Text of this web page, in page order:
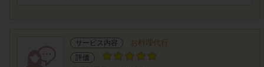
サービス内容 お料理代行
評価